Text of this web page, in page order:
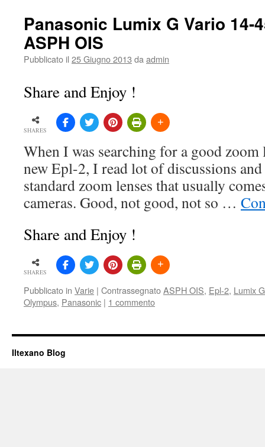
Panasonic Lumix G Vario 14-
ASPH OIS
Pubblicato il 25 Giugno 2013 da admin
Share and Enjoy !
SHARES
When I was searching for a good
new Epl-2, I read lot of discussions
standard zoom lenses that usually
cameras. Good, not good, not so …
Share and Enjoy !
SHARES
Pubblicato in Varie | ContrassegnatoASPH OIS, Epl-2, Lumix
Olympus, Panasonic | 1 commento
Iltexano Blog